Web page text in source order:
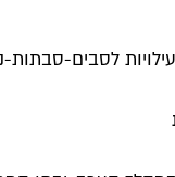
לסבים-